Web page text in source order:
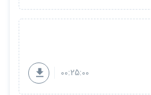
00:25:00